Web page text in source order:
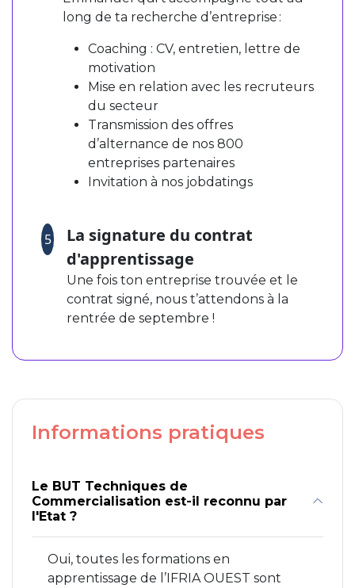
long de ta recherche d’entreprise :
Coaching : CV, entretien, lettre de
motivation
Mise en relation avec les recruteurs
du secteur
Transmission des offres
d’alternance de nos 800
entreprises partenaires
Invitation à nos jobdatings
5
La signature du contrat
d'apprentissage
Une fois ton entreprise trouvée et le
contrat signé, nous t’attendons à la
rentrée de septembre !
Informations pratiques
Le BUT Techniques de
Commercialisation est-il reconnu par
l'Etat ?
Oui, toutes les formations en
apprentissage de l’IFRIA OUEST sont